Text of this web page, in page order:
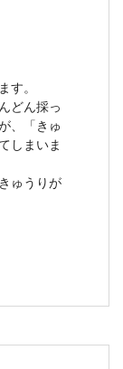
。
どん採っ
、「きゅ
しまいま
ゅうりが